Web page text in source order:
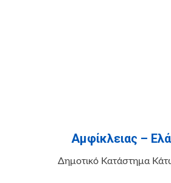
Αμφίκλειας –
Δημοτικό Κατάστημα